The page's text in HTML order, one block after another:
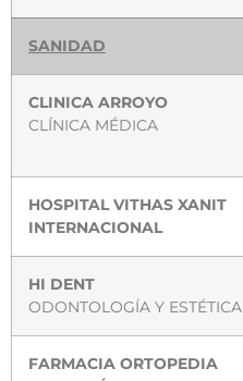
SANIDAD
CLINICA ARROYO
CLÍNICA MÉDICA
HOSPITAL VITHAS XANIT
INTERNACIONAL
HI DENT
ODONTOLOGÍA Y ESTÉTICA
FARMACIA ORTOPEDIA